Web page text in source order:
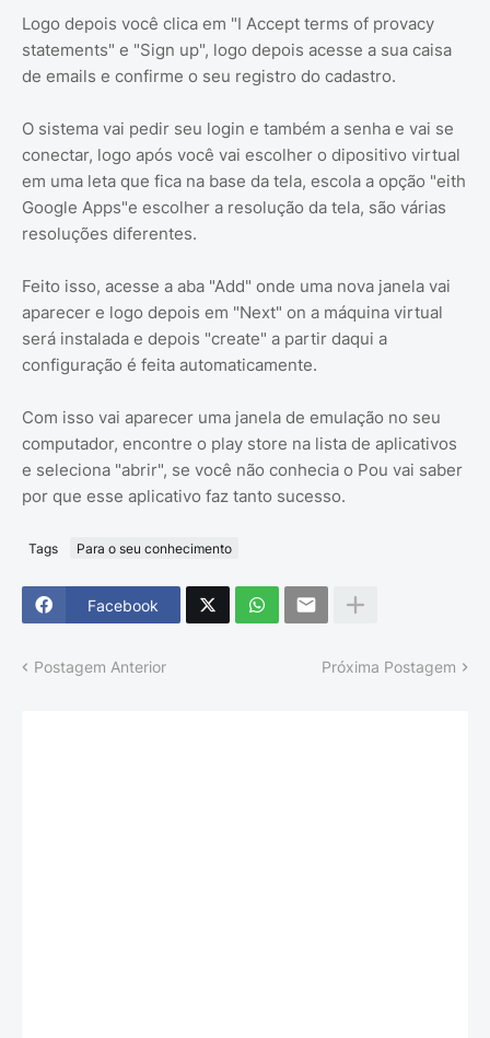
Logo depois você clica em "I Accept terms of provacy
statements" e "Sign up", logo depois acesse a sua caisa
de emails e confirme o seu registro do cadastro.
O sistema vai pedir seu login e também a senha e vai se
conectar, logo após você vai escolher o dipositivo virtual
em uma leta que fica na base da tela, escola a opção "eith
Google Apps"e escolher a resolução da tela, são várias
resoluções diferentes.
Feito isso, acesse a aba "Add" onde uma nova janela vai
aparecer e logo depois em "Next" on a máquina virtual
será instalada e depois "create" a partir daqui a
configuração é feita automaticamente.
Com isso vai aparecer uma janela de emulação no seu
computador, encontre o play store na lista de aplicativos
e seleciona "abrir", se você não conhecia o Pou vai saber
por que esse aplicativo faz tanto sucesso.
Tags Para o seu conhecimento
Facebook
Postagem Anterior Próxima Postagem